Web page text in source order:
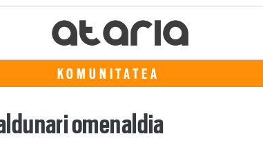
KOMUNITATEA
omenaldia